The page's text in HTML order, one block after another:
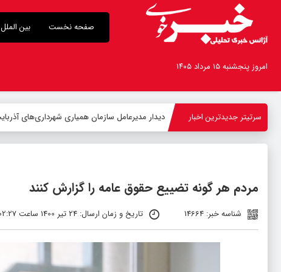
صفحه نخست بین الملل
امروز پنجشنبه ۱۵ مرداد ۱۴۰۵
سرتیتر جدیدترین اخبار -
مردم هر گونه تضییع حقوق عامه را گزارش کنند
شناسه خبر: 14664 تاریخ و زمان ارسال: 24 تیر 1400 ساعت 02:27